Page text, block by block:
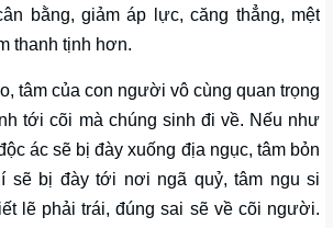
bằng, giảm áp lực, căng thẳng, mệt
thanh tịnh hơn.
tâm của con người vô cùng quan trọng
tới cõi mà chúng sinh đi về. Nếu như
ác sẽ bị đày xuống địa ngục, tâm bỏn
sẽ bị đày tới nơi ngã quỷ, tâm ngu si
lẽ phải trái, đúng sai sẽ về cõi người.